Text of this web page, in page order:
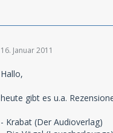
16. Januar 2011
Hallo,
heute gibt es u.a.
- Krabat (Der Audioverlag)